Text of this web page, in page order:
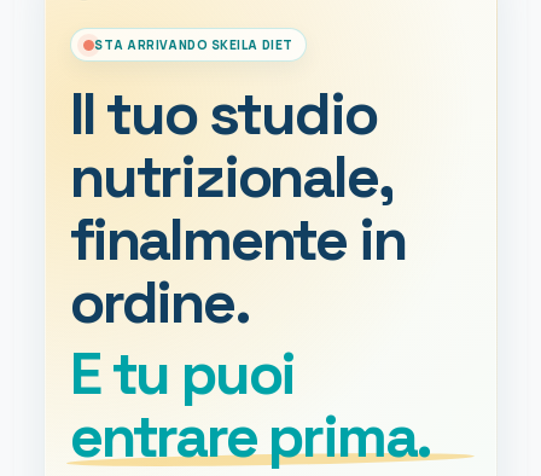
STA ARRIVANDO SKEILA DIET
Il tuo studio
nutrizionale,
finalmente in
ordine.
E tu puoi
entrare prima.